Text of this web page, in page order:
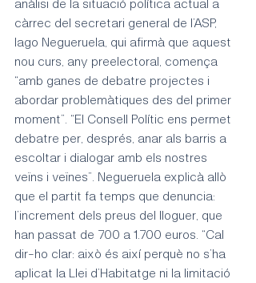
anàlisi de la situació política actual a
càrrec del secretari general de l’ASP,
Iago Negueruela, qui afirmà que aquest
nou curs, any preelectoral, comença
“amb ganes de debatre projectes i
abordar problemàtiques des del primer
moment”. “El Consell Polític ens permet
debatre per, després, anar als barris a
escoltar i dialogar amb els nostres
veïns i veïnes”. Negueruela explicà allò
que el partit fa temps que denuncia:
l’increment dels preus del lloguer, que
han passat de 700 a 1.700 euros. “Cal
dir-ho clar: això és així perquè no s’ha
aplicat la Llei d’Habitatge ni la limitació